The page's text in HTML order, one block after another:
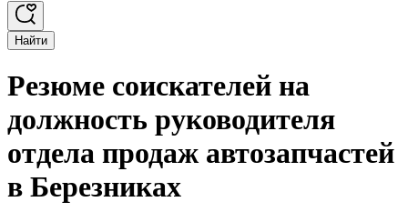
Найти
Резюме соискателей на
должность руководителя
отдела продаж автозапчастей
в Березниках